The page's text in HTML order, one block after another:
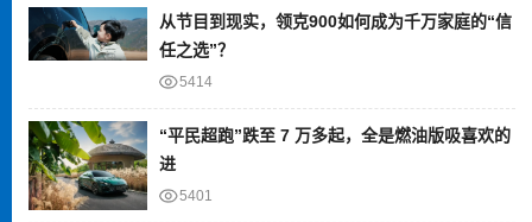
从节目到现实，领克900如何成为千万家庭的“信
任之选”？
5414
“平民超跑”跌至 7 万多起，全是燃油版吸喜欢的
进
5401